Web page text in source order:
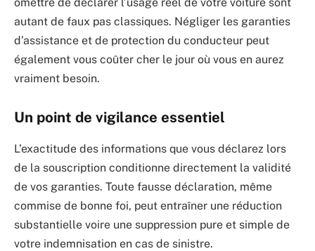
autant de faux pas classiques. Négliger les garanties
d’assistance et de protection du conducteur peut
également vous coûter cher le jour où vous en aurez
vraiment besoin.
Un point de vigilance essentiel
L’exactitude des informations que vous déclarez lors
de la souscription conditionne directement la validité
de vos garanties. Toute fausse déclaration, même
commise de bonne foi, peut entraîner une réduction
substantielle voire une suppression pure et simple de
votre indemnisation en cas de sinistre.